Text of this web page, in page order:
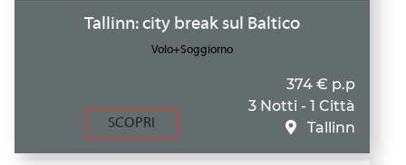
Tallinn: city break sul Baltico
Volo+Soggiorno
SCOPRI
374 € p.p
3 Notti - 1 Città
Tallinn